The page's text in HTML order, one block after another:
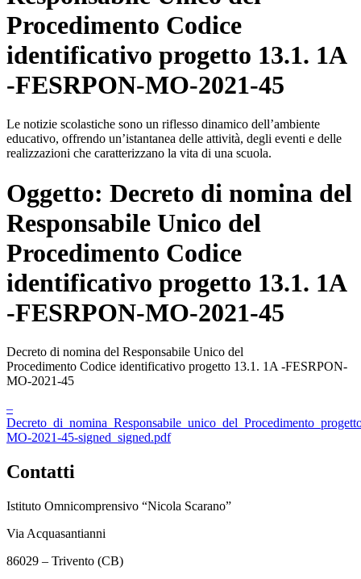
Procedimento Codice
identificativo progetto 13.1. 1A
-FESRPON-MO-2021-45
Le notizie scolastiche sono un riflesso dinamico dell’ambiente
educativo, offrendo un’istantanea delle attività, degli eventi e delle
realizzazioni che caratterizzano la vita di una scuola.
Oggetto: Decreto di nomina del
Responsabile Unico del
Procedimento Codice
identificativo progetto 13.1. 1A
-FESRPON-MO-2021-45
Decreto di nomina del Responsabile Unico del
Procedimento Codice identificativo progetto 13.1. 1A -FESRPON-
MO-2021-45
–
MO-2021-45-signed_signed.pdf
Contatti
Istituto Omnicomprensivo “Nicola Scarano”
Via Acquasantianni
86029 – Trivento (CB)